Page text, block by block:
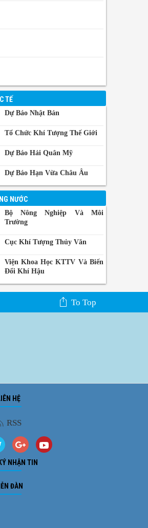
TẾ
Dự Báo Nhật Bản
Tổ Chức Khí Tượng Thế Giới
Dự Báo Hải Quân Mỹ
Dự Báo Hạn Vừa Châu Âu
NƯỚC
Bộ Nông Nghiệp Và Môi
Trường
Cục Khí Tượng Thủy Văn
Viện Khoa Học KTTV Và Biến
Đổi Khí Hậu
To Top
HỆ
RSS
NHẬN TIN
ĐÀN